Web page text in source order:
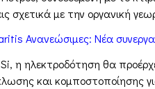
σχετικά με την οργανική
Ανανεώσιμες: Νέα
η ηλεκτροδότηση θα
και κομποστοποίησης